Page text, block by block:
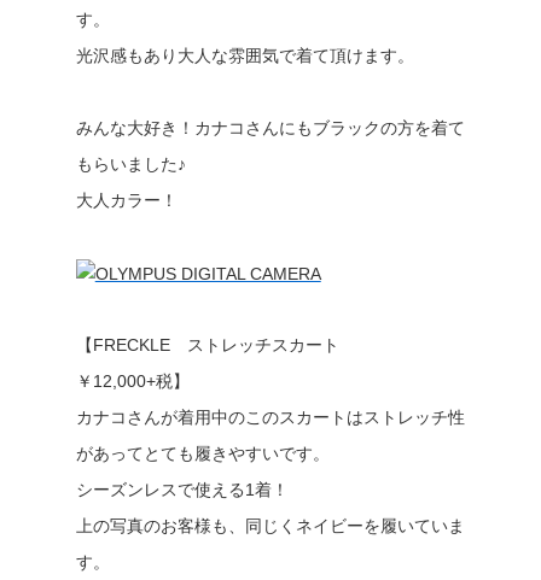
す。
光沢感もあり大人な雰囲気で着て頂けます。
みんな大好き！カナコさんにもブラックの方を着て
もらいました♪
大人カラー！
【FRECKLE ストレッチスカート
￥12,000+税】
カナコさんが着用中のこのスカートはストレッチ性
があってとても履きやすいです。
シーズンレスで使える1着！
上の写真のお客様も、同じくネイビーを履いていま
す。